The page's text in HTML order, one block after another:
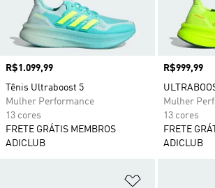
Preço
R$1.099,99
Tênis Ultraboost 5
Mulher Performance
13 cores
FRETE GRÁTIS MEMBROS
ADICLUB
Preço
R$999,99
Mulher
13 cores
FRETE
ADICLUB